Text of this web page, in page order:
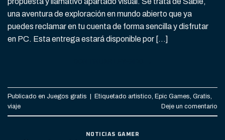
una aventura de exploración en mundo abierto que ya
puedes reclamar en tu cuenta de forma sencilla y disfrutar
en PC. Esta entrega estará disponible por […]
Publicado en Juegos gratis | Etiquetado artistico, Epic Games, Gratis,
viaje
Deje un comentario
NOTICIAS GAMER